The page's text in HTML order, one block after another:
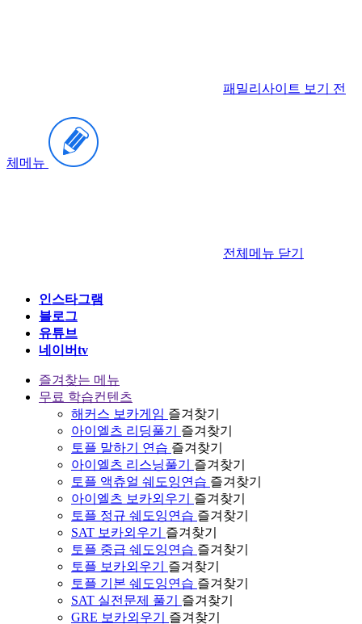
패밀리사이트 보기 전
체메뉴
전체메뉴 닫기
인스타그램
블로그
유튜브
네이버tv
즐겨찾는 메뉴
무료 학습컨텐츠
해커스 보카게임 즐겨찾기
아이엘츠 리딩풀기
즐겨찾기
토플 말하기 연습 즐겨찾기
아이엘츠 리스닝풀기
즐겨찾기
토플 액츄얼 쉐도잉연습 즐겨찾기
아이엘츠 보카외우기
즐겨찾기
토플 정규 쉐도잉연습 즐겨찾기
SAT 보카외우기
즐겨찾기
토플 중급 쉐도잉연습 즐겨찾기
토플 보카외우기
즐겨찾기
토플 기본 쉐도잉연습 즐겨찾기
SAT 실전문제 풀기
즐겨찾기
GRE 보카외우기
즐겨찾기